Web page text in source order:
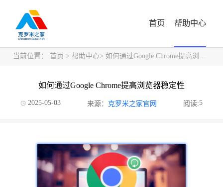
首页 帮助中心
当前位置： 首页 > 帮助中心> 如何通过Google Chrome提高浏览器稳定性
如何通过Google Chrome提高浏览器稳定性
2025-05-03 来源： 克罗米之家官网 阅读:5